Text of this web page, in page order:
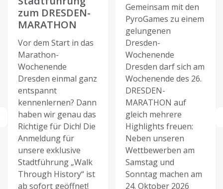
zum DRESDEN-
MARATHON
Vor dem Start in das
Marathon-
Wochenende
Dresden einmal ganz
entspannt
kennenlernen? Dann
haben wir genau das
Richtige für Dich! Die
Anmeldung für
unsere exklusive
Stadtführung „Walk
Through History“ ist
ab sofort geöffnet!
Gemeinsam mit den
PyroGames zu einem
gelungenen
Dresden-
Wochenende
Dresden darf sich am
Wochenende des 26.
DRESDEN-
MARATHON auf
gleich mehrere
Highlights freuen:
Neben unseren
Wettbewerben am
Samstag und
Sonntag machen am
24. Oktober 2026